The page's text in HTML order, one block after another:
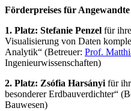
Förderpreises für
1. Platz: Stefanie Penzel für
Visualisierung von Daten
Analytik“ (Betreuer: Prof.
Ingenieurwissenschaften)
2. Platz: Zsófia Harsányi für
besonderer Erdbauverdichter“
Bauwesen)